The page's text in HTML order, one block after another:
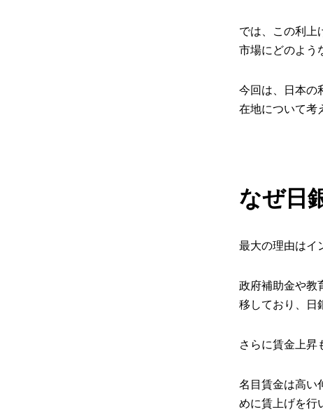
では、この利上
市場にどのよう
今回は、日本の
在地について考
なぜ日
最大の理由はイ
政府補助金や教
移しており、日
さらに賃金上昇
名目賃金は高い
めに賃上げを行